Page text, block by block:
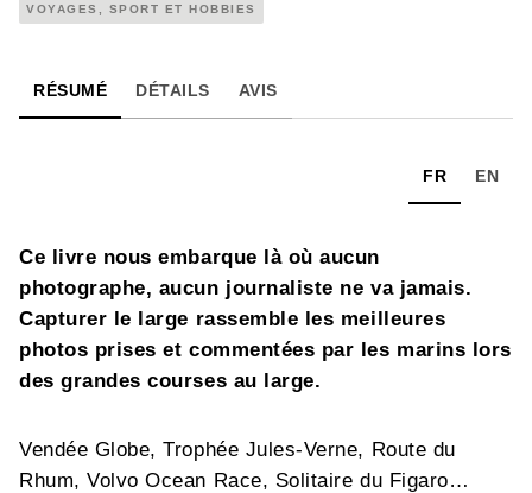
VOYAGES, SPORT ET HOBBIES
RÉSUMÉ DÉTAILS AVIS
FR EN
Ce livre nous embarque là où aucun
photographe, aucun journaliste ne va jamais.
Capturer le large rassemble les meilleures
photos prises et commentées par les marins lors
des grandes courses au large.
Vendée Globe, Trophée Jules-Verne, Route du
Rhum, Volvo Ocean Race, Solitaire du Figaro…